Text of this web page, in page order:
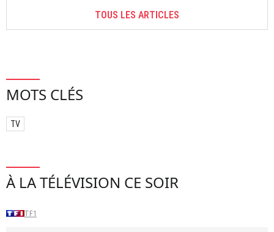
TOUS LES ARTICLES
MOTS CLÉS
TV
À LA TÉLÉVISION CE SOIR
TF1